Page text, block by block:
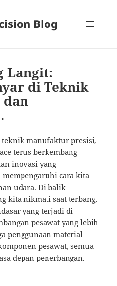
Blog
Langit:
di Teknik
dan
teknik manufaktur presisi,
terus berkembang
inovasi yang
mempengaruhi cara kita
udara. Di balik
kita nikmati saat terbang,
yang terjadi di
pesawat yang lebih
penggunaan material
pesawat, semua
depan penerbangan.